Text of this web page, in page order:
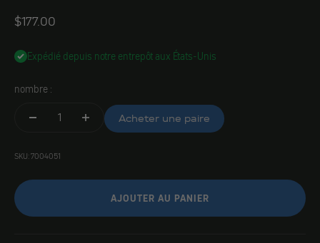
Angebot
$177.00
Expédié depuis notre entrepôt aux États-Unis
nombre :
Acheter une paire
SKU: 7004051
AJOUTER AU PANIER